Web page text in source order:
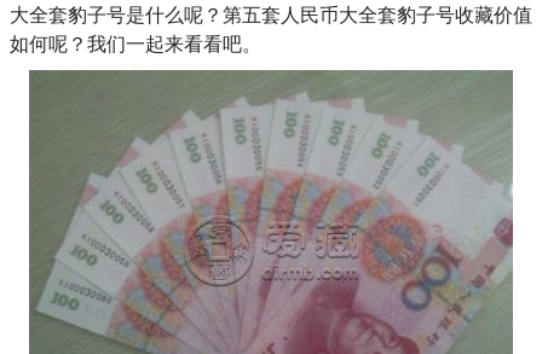
大全套豹子号是什么呢？第五套人民币大全套豹子号收藏价值
如何呢？我们一起来看看吧。